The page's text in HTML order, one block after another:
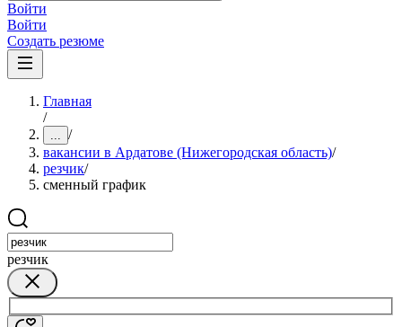
Войти
Войти
Создать резюме
Главная
/
... /
вакансии в Ардатове (Нижегородская область)/
резчик/
сменный график
резчик